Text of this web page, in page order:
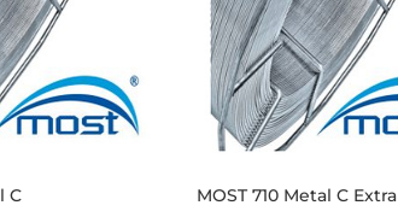
C MOST 710 Metal C Extra